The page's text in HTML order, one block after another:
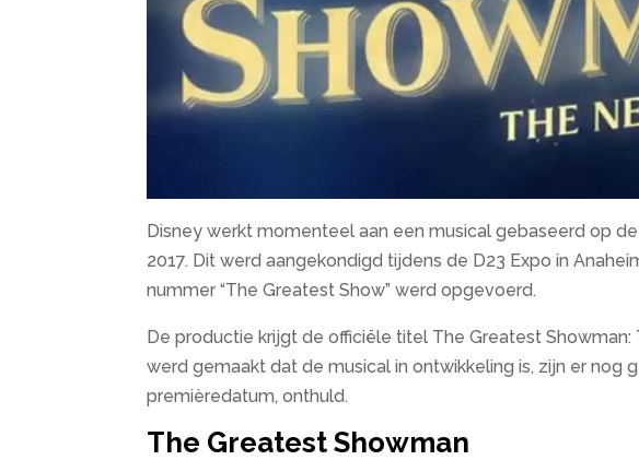
Disney werkt momenteel aan een musical gebaseerd op
2017. Dit werd aangekondigd tijdens de D23 Expo in
nummer “The Greatest Show” werd opgevoerd.
De productie krijgt de officiële titel The Greatest
werd gemaakt dat de musical in ontwikkeling is, zijn er nog
premièredatum, onthuld.
The Greatest Showman